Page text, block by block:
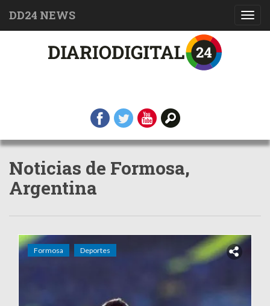
DD24 NEWS
Noticias de Formosa,
Argentina
Formosa Deportes